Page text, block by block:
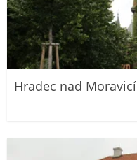
Hradec nad Moravicí